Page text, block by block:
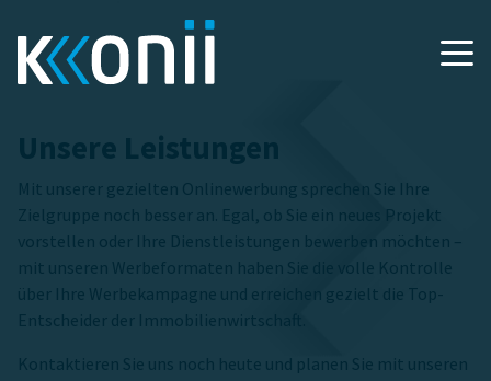
Unsere Leistungen
Mit unserer gezielten Onlinewerbung sprechen Sie Ihre
Zielgruppe noch besser an. Egal, ob Sie ein neues Projekt
vorstellen oder Ihre Dienstleistungen bewerben möchten –
mit unseren Werbeformaten haben Sie die volle Kontrolle
über Ihre Werbekampagne und erreichen gezielt die Top-
Entscheider der Immobilienwirtschaft.
Kontaktieren Sie uns noch heute und planen Sie mit unseren